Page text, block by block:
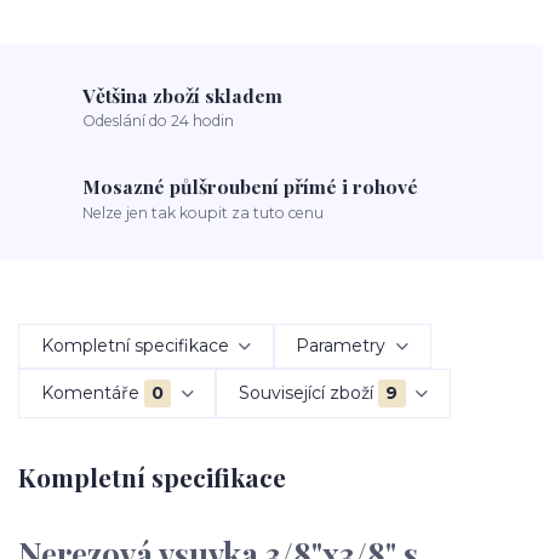
Většina zboží skladem
Odeslání do 24 hodin
Mosazné půlšroubení přímé i rohové
Nelze jen tak koupit za tuto cenu
Kompletní specifikace Parametry
Komentáře 0 Související zboží 9
Kompletní specifikace